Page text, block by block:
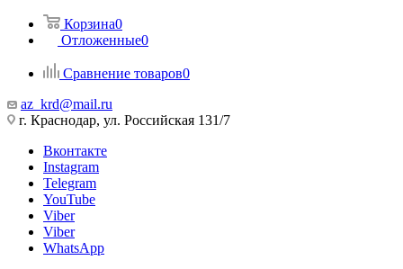
Корзина0
Отложенные0
Сравнение товаров0
az_krd@mail.ru
г. Краснодар, ул. Российская 131/7
Вконтакте
Instagram
Telegram
YouTube
Viber
Viber
WhatsApp